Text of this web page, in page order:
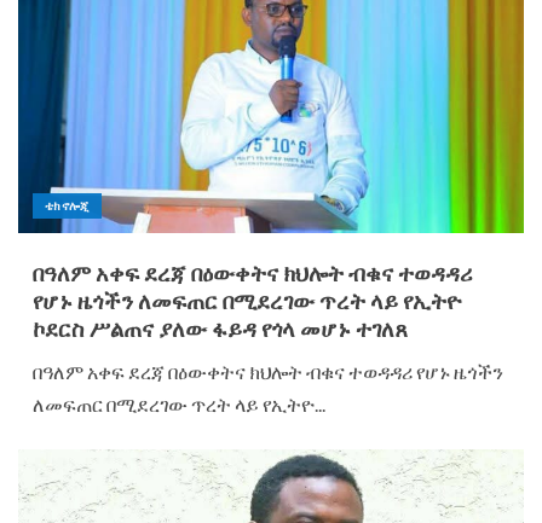
ቴክኖሎጂ
በዓለም አቀፍ ደረጃ በዕውቀትና ክህሎት ብቁና ተወዳዳሪ
የሆኑ ዜጎችን ለመፍጠር በሚደረገው ጥረት ላይ የኢትዮ
ኮደርስ ሥልጠና ያለው ፋይዳ የጎላ መሆኑ ተገለጸ
‎‎በዓለም አቀፍ ደረጃ በዕውቀትና ክህሎት ብቁና ተወዳዳሪ የሆኑ ዜጎችን
ለመፍጠር በሚደረገው ጥረት ላይ የኢትዮ...